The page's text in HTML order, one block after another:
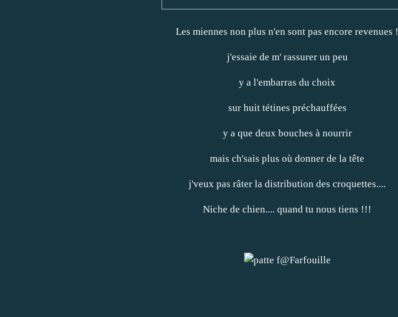
Les miennes non plus n'en sont pas encore revenues !
j'essaie de m' rassurer un peu
y a l'embarras du choix
sur huit tétines préchauffées
y a que deux bouches à nourrir
mais ch'sais plus où donner de la tête
j'veux pas râter la distribution des croquettes....
Niche de chien.... quand tu nous tiens !!!
@Farfouille